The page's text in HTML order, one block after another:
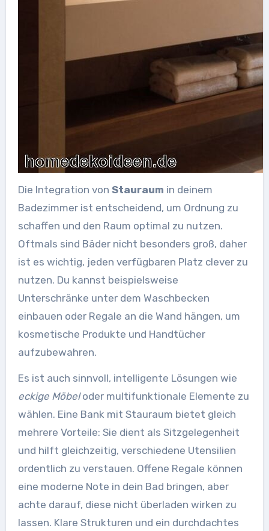
Die Integration von Stauraum in deinem
Badezimmer ist entscheidend, um Ordnung zu
schaffen und den Raum optimal zu nutzen.
Oftmals sind Bäder nicht besonders groß, daher
ist es wichtig, jeden verfügbaren Platz clever zu
nutzen. Du kannst beispielsweise
Unterschränke unter dem Waschbecken
einbauen oder Regale an die Wand hängen, um
kosmetische Produkte und Handtücher
aufzubewahren.
Es ist auch sinnvoll, intelligente Lösungen wie
eckige Möbeloder multifunktionale Elemente zu
wählen. Eine Bank mit Stauraum bietet gleich
mehrere Vorteile: Sie dient als Sitzgelegenheit
und hilft gleichzeitig, verschiedene Utensilien
ordentlich zu verstauen. Offene Regale können
eine moderne Note in dein Bad bringen, aber
achte darauf, diese nicht überladen wirken zu
lassen. Klare Strukturen und ein durchdachtes